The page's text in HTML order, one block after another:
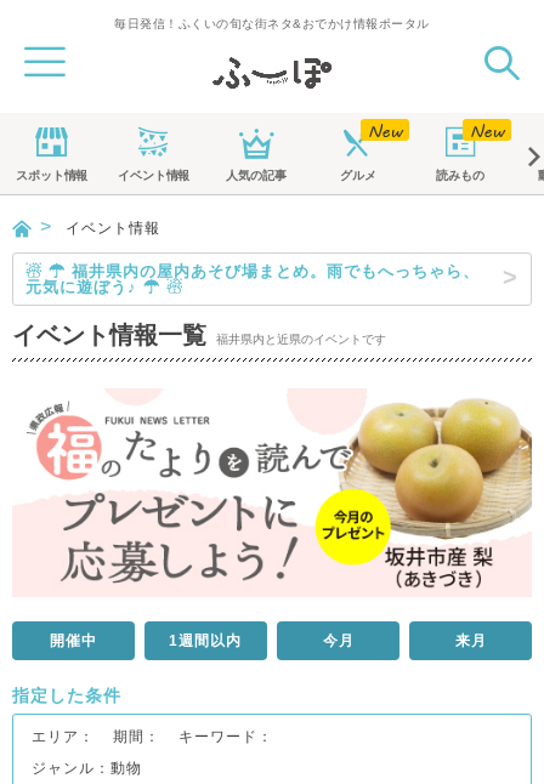
毎日発信！ふくいの旬な街ネタ&おでかけ情報ポータル
スポット情報 イベント情報 人気の記事 グルメ 読みもの
イベント情報
☃ ☂ 福井県内の屋内あそび場まとめ。雨でもへっちゃら、
元気に遊ぼう♪ ☂ ☃
イベント情報一覧 福井県内と近県のイベントです
開催中 1週間以内 今月 来月
指定した条件
エリア： 期間：
キーワード：
ジャンル： 動物